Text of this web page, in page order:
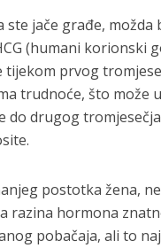
ste jače građe,
(humani korionski
tijekom prvog
trudnoće, što može
do drugog
postotka žena,
razina hormona
pobačaja, ali to